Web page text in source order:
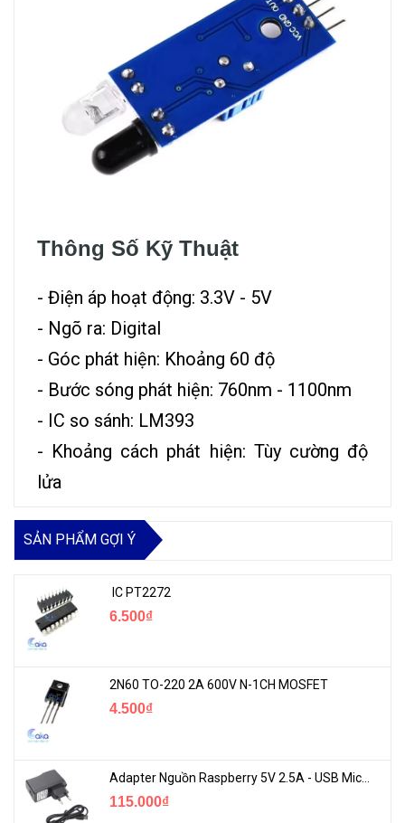
Thông Số Kỹ Thuật
- Điện áp hoạt động: 3.3V - 5V
- Ngõ ra: Digital
- Góc phát hiện: Khoảng 60 độ
- Bước sóng phát hiện: 760nm - 1100nm
- IC so sánh: LM393
- Khoảng cách phát hiện: Tùy cường độ
lửa
SẢN PHẨM GỢI Ý
IC PT2272
6.500₫
2N60 TO-220 2A 600V N-1CH MOSFET
4.500₫
115.000₫